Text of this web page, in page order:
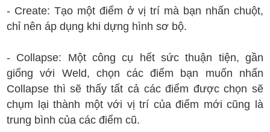
- Create: Tạo một điểm ở vị trí mà bạn nhấn chuột,
chỉ nên áp dụng khi dựng hình sơ bộ.
- Collapse: Một công cụ hết sức thuận tiện, gần
giống với Weld, chọn các điểm bạn muốn nhấn
Collapse thì sẽ thấy tất cả các điểm được chọn sẽ
chụm lại thành một với vị trí của điểm mới cũng là
trung bình của các điểm cũ.